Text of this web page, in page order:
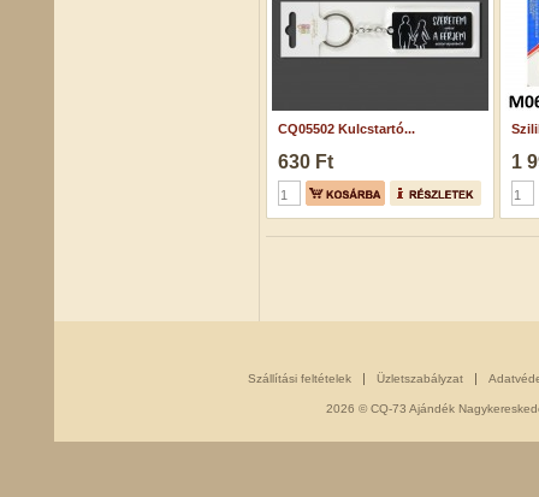
CQ05502 Kulcstartó...
630 Ft 1
Szállítási feltételek Üzletszabályzat
2026 © CQ-73 Ajándék